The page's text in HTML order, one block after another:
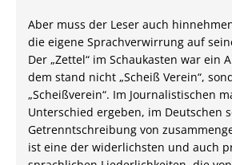
Aber muss der Leser auch
die eigene Sprachverwirrung auf
Der „Zettel“ im Schaukasten war ein
dem stand nicht „Scheiß Verein“,
„Scheißverein“. Im Journalistischen
Unterschied ergeben, im Deutschen
Getrenntschreibung von
ist eine der widerlichsten und auch